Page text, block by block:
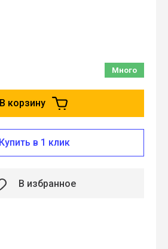
Много
В корзину
Купить в 1 клик
В избранное